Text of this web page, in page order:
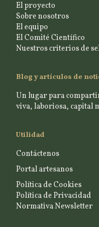
El proyecto
Sobre nosotros
El equipo
El Comité Científico
Nuestros criterios de
Blog y artículos de
Un lugar para
viva, laboriosa, capital
Utilidad
Contáctenos
Portal artesanos
Política de Cookies
Política de Privacidad
Normativa Newsletter